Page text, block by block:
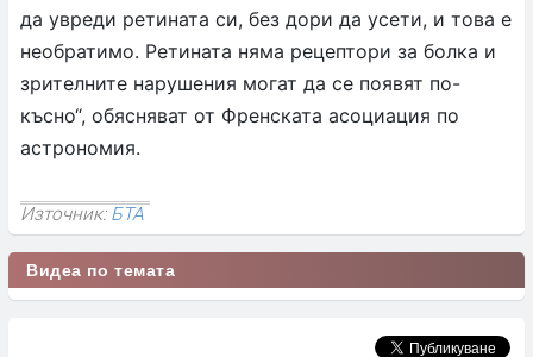
да увреди ретината си, без дори да усети, и това е
необратимо. Ретината няма рецептори за болка и
зрителните нарушения могат да се появят по-
късно“, обясняват от Френската асоциация по
астрономия.
Източник:БТА
Видеа по темата